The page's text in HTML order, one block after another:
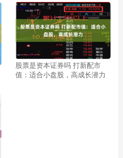
股票是资本证券吗 打新配市
值：适合小盘股，高成长潜力